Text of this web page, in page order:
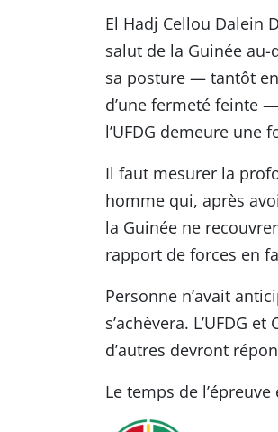
El Hadj Cellou Dalein
salut de la Guinée
sa posture — tantôt
d’une fermeté feinte
l’UFDG demeure une
Il faut mesurer la
homme qui, après
la Guinée ne
rapport de forces en
Personne n’avait
s’achèvera. L’UFDG
d’autres devront
Le temps de